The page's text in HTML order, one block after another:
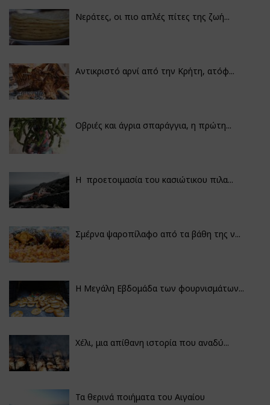
Νεράτες, οι πιο απλές πίτες της ζωή...
Αντικριστό αρνί από την Κρήτη, ατόφ...
Οβριές και άγρια σπαράγγια, η πρώτη...
Η προετοιμασία του κασιώτικου πιλα...
Σμέρνα ψαροπίλαφο από τα βάθη της ν...
Η Μεγάλη Εβδομάδα των φουρνισμάτων...
Χέλι, μια απίθανη ιστορία που αναδύ...
Τα θερινά ποιήματα του Αιγαίου